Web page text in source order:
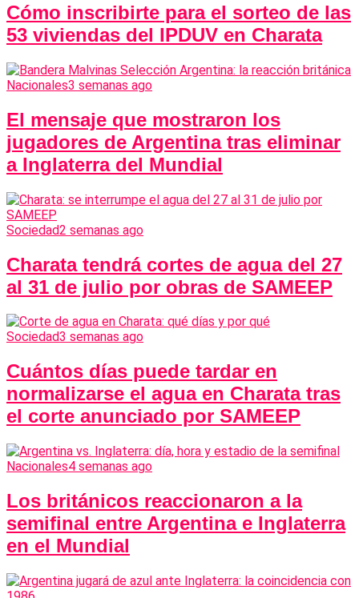
Cómo inscribirte para el sorteo de las
53 viviendas del IPDUV en Charata
Nacionales3 semanas ago
El mensaje que mostraron los
jugadores de Argentina tras eliminar
a Inglaterra del Mundial
Sociedad2 semanas ago
Charata tendrá cortes de agua del 27
al 31 de julio por obras de SAMEEP
Sociedad3 semanas ago
Cuántos días puede tardar en
normalizarse el agua en Charata tras
el corte anunciado por SAMEEP
Nacionales4 semanas ago
Los británicos reaccionaron a la
semifinal entre Argentina e Inglaterra
en el Mundial